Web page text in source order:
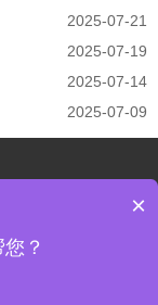
2025-07-21
2025-07-19
2025-07-14
2025-07-09
版权所有
飞翔路8号
×
？